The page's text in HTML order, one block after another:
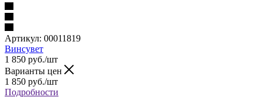
Артикул: 00011819
Винсувет
1 850 руб./шт
Варианты цен
1 850 руб./шт
Подробности